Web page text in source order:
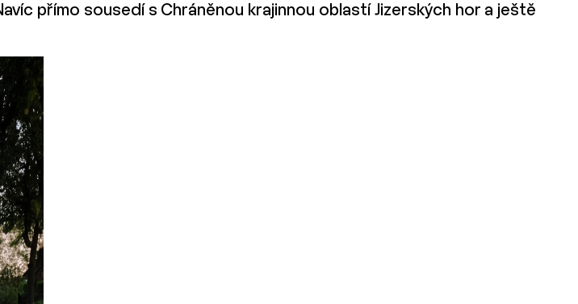
přímo sousedí s Chráněnou krajinnou oblastí Jizerských hor a ještě